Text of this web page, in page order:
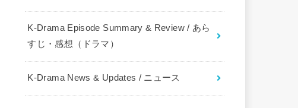
K-Drama Episode Summary & Review / あら
すじ・感想（ドラマ）
K-Drama News & Updates / ニュース